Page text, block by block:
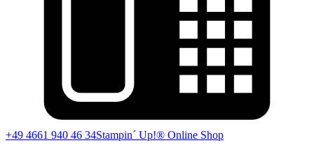
+49 4661 940 46 34Stampin´ Up!® Online Shop